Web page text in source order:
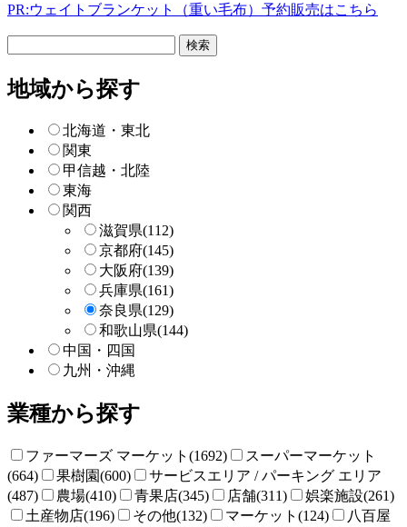
PR:ウェイトブランケット（重い毛布）予約販売はこちら
ー
検
地域から探す
北海道・東北
関東
甲信越・北陸
東海
関西
滋賀県(112)
京都府(145)
大阪府(139)
兵庫県(161)
奈良県(129)
和歌山県(144)
中国・四国
九州・沖縄
業種から探す
ファーマーズ マーケット(1692)
スーパーマーケット
(664)
果樹園(600)
サービスエリア / パーキング エリア
(487)
農場(410) 青果店(345) 店舗(311)
娯楽施設(261)
土産物店(196)
その他(132) マーケット(124)
八百屋